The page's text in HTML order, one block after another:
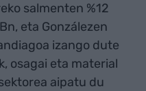
salmenten %12
eta Gonzálezen
izango dute
osagai eta material
aipatu du